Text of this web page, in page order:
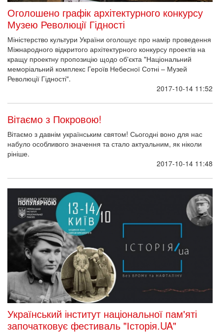
Оголошено графік архітектурного конкурсу
Музею Революції Гідності
Міністерство культури України оголошує про намір проведення
Міжнародного відкритого архітектурного конкурсу проектів на
кращу проектну пропозицію щодо об'єкта "Національний
меморіальний комплекс Героїв Небесної Сотні – Музей
Революції Гідності".
2017-10-14 11:52
Вітаємо з Покровою!
Вітаємо з давнім українським святом! Сьогодні воно для нас
набуло особливого значення та стало актуальним, як ніколи
рініше.
2017-10-14 11:48
Український інститут національної пам'яті
започатковує фестиваль "Історія.UA"